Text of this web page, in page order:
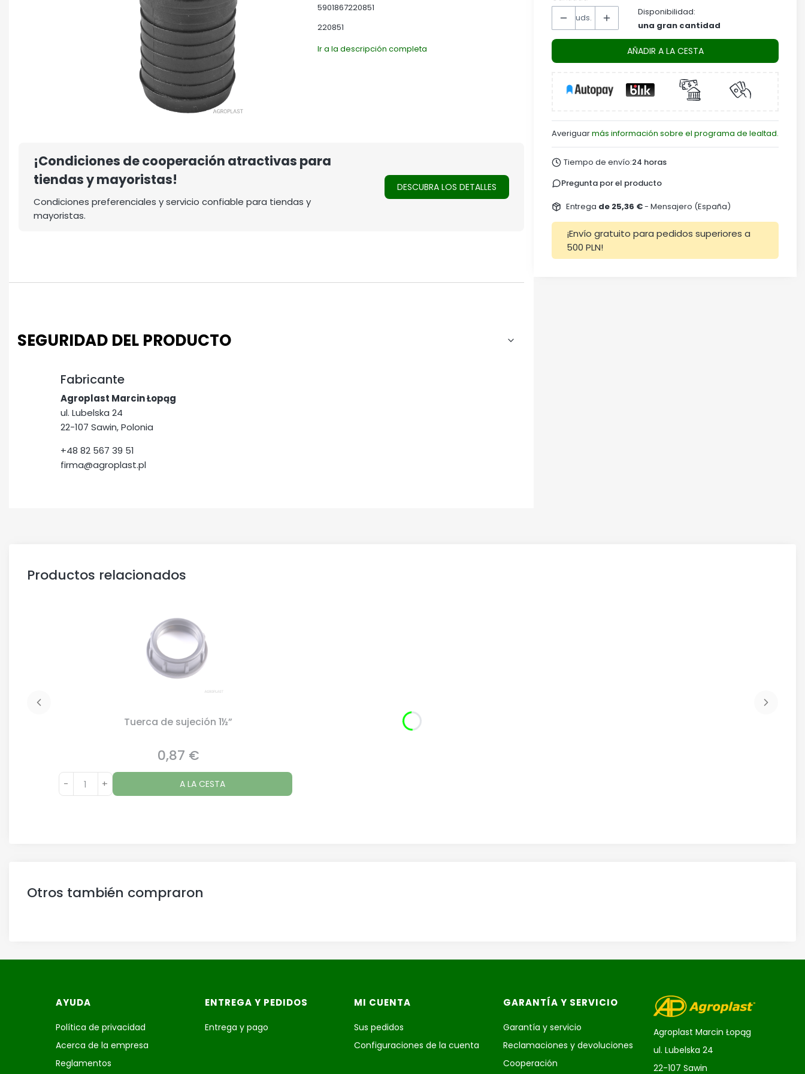
5901867220851
220851
Ir a la descripción completa
¡Condiciones de cooperación atractivas para
tiendas y mayoristas!
Condiciones preferenciales y servicio confiable para tiendas y
mayoristas.
DESCUBRA LOS DETALLES
SEGURIDAD DEL PRODUCTO
Fabricante
Agroplast Marcin Łopąg
ul. Lubelska 24
22-107 Sawin, Polonia
+48 82 567 39 51
firma@agroplast.pl
uds.
Disponibilidad:
una gran cantidad
AÑADIR A LA CESTA
Averiguarmás información sobre el programa de lealtad.
Tiempo de envío:24 horas
Pregunta por el producto
Entrega de 25,36 €- Mensajero (España)
¡Envío gratuito para pedidos superiores a
500 PLN!
Productos relacionados
Tuerca de sujeción 1½”
Precio
0,87 €
- + A LA CESTA
Otros también compraron
Menú de pie de página
AYUDA
Política de privacidad
Acerca de la empresa
Reglamentos
ENTREGA Y PEDIDOS
Entrega y pago
MI CUENTA
Sus pedidos
Configuraciones de la cuenta
GARANTÍA Y SERVICIO
Garantía y servicio
Reclamaciones y devoluciones
Cooperación
Agroplast Marcin Łopąg
ul. Lubelska 24
22-107 Sawin